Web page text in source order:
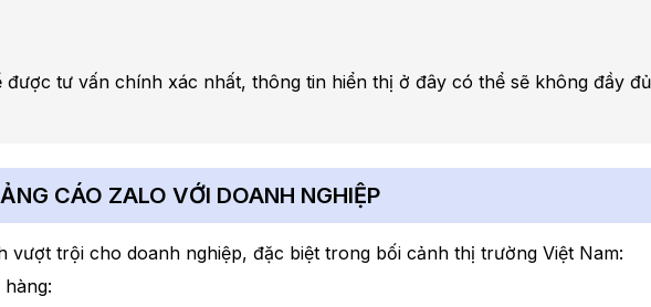
được tư vấn chính xác nhất, thông tin hiển thị ở đây có thể sẽ không đầy
CÁO ZALO VỚI DOANH NGHIỆP
vượt trội cho doanh nghiệp, đặc biệt trong bối cảnh thị trường Việt Nam: